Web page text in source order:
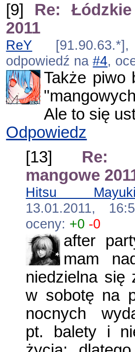
[9] Re:
2011
ReY
odpowiedź na#4,
Także piwo
Ale to się
Odpowiedz
[13] Re:
mangowe
Hitsu
13.01.2011,
oceny: +0 -0
after
mam
niedzielna się
w sobotę na
nocnych
pt. balety i